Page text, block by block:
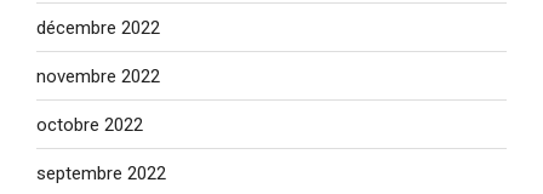
décembre 2022
novembre 2022
octobre 2022
septembre 2022